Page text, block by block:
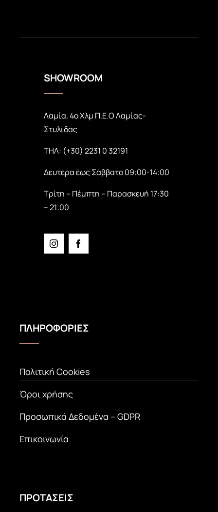
SHOWROOM
Λαμία, 4ο Χλμ Π.Ε.Ο Λαμίας-
Στυλίδας
ΤΗΛ: (+30) 2231 0 32191
Δευτέρα έως Σάββατο 09:00-14:00
Τρίτη – Πέμπτη – Παρασκευή 17:30
– 21:00
ΠΛΗΡΟΦΟΡΙΕΣ
Πολιτική Cookies
Όροι χρήσης
Προσωπικά Δεδομένα – GDPR
Επικοινωνία
ΠΡΟΤΑΣΕΙΣ